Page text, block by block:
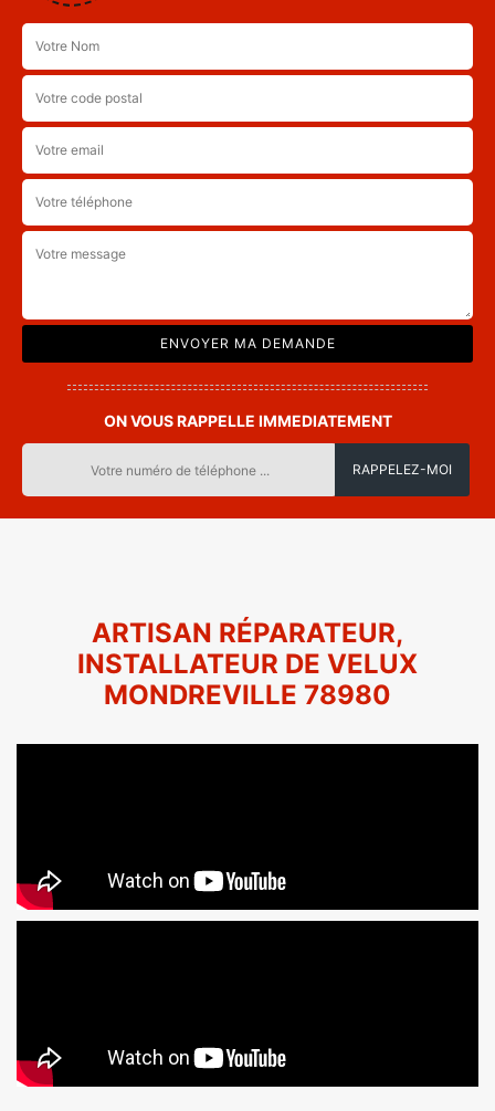
ON VOUS RAPPELLE IMMEDIATEMENT
ARTISAN RÉPARATEUR,
INSTALLATEUR DE VELUX
MONDREVILLE 78980